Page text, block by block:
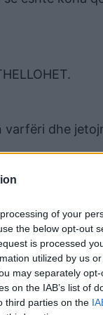
of your
the below opt-out
is processed
utilized by us
may separately
on the IAB’s list of
third parties on the
varfëri dhe
ka një zgjidhje
dhe